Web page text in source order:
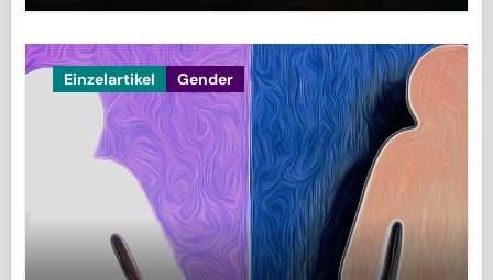
Einzelartikel Gender